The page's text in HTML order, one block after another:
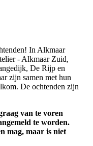
In Alkmaar
- Alkmaar Zuid,
De Rijp en
zijn samen met hun
De ochtenden zijn
van te voren
te worden.
mag, maar is niet